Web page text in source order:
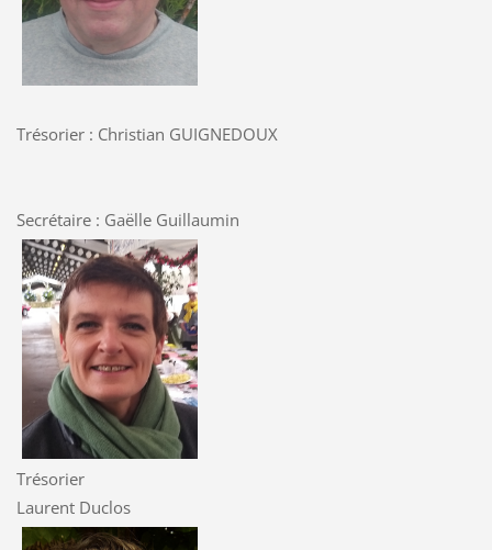
Trésorier : Christian GUIGNEDOUX
Secrétaire : Gaëlle Guillaumin
Trésorier
Laurent Duclos